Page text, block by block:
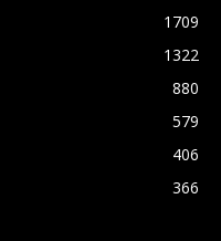
1709
1322
880
579
406
366